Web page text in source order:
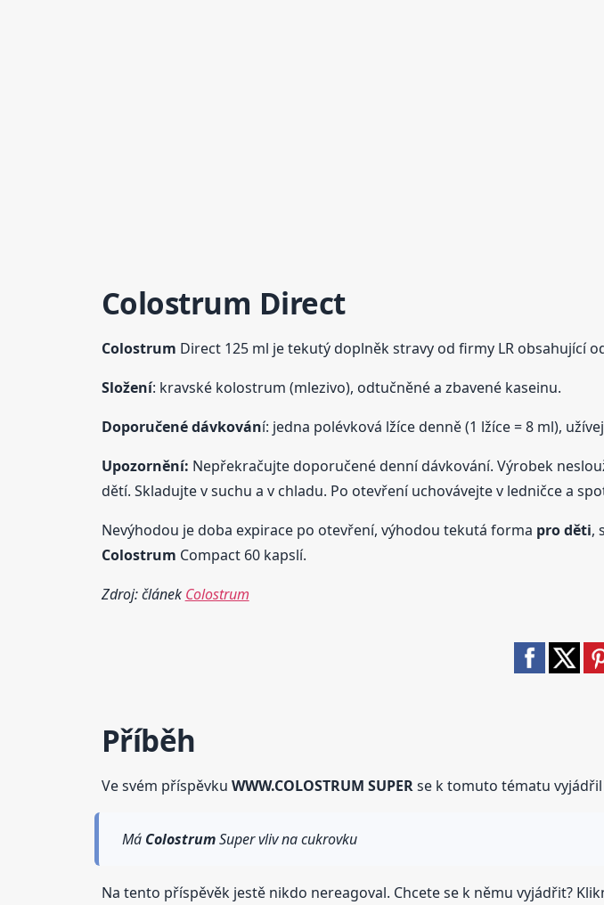
Colostrum Direct
Colostrum Direct 125 ml je tekutý doplněk stravy od firmy LR obsahující
Složení: kravské kolostrum (mlezivo), odtučněné a zbavené kaseinu.
Doporučené dávkování: jedna polévková lžíce denně (1 lžíce = 8 ml),
Upozornění: Nepřekračujte doporučené denní dávkování. Výrobek
dětí. Skladujte v suchu a v chladu. Po otevření uchovávejte v ledničce a
Nevýhodou je doba expirace po otevření, výhodou tekutá forma pro děti,
Colostrum Compact 60 kapslí.
Zdroj: článek Colostrum
Příběh
Ve svém příspěvku WWW.COLOSTRUM SUPERse k tomuto tématu vyjádřil
Má ColostrumSuper vliv na cukrovku
Na tento příspěvěk jestě nikdo nereagoval. Chcete se k němu vyjádřit?